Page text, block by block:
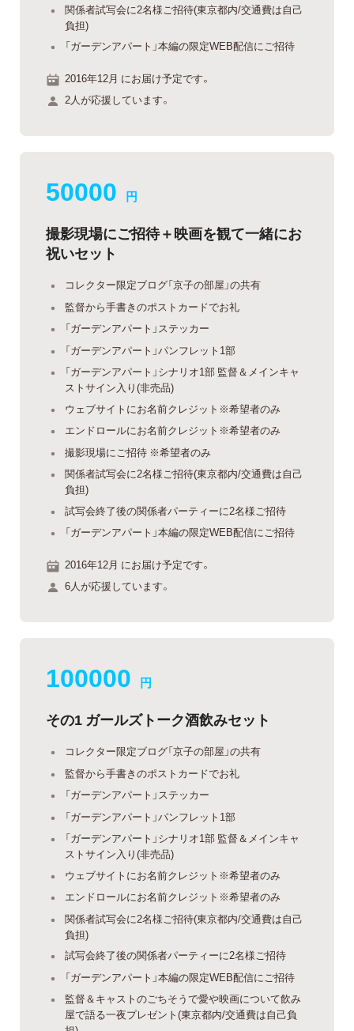
関係者試写会に2名様ご招待(東京都内/交通費は自己
負担)
「ガーデンアパート」本編の限定WEB配信にご招待
2016年12月 にお届け予定です。
2人が応援しています。
50000 円
撮影現場にご招待＋映画を観て一緒にお
祝いセット
コレクター限定ブログ「京子の部屋」の共有
監督から手書きのポストカードでお礼
「ガーデンアパート」ステッカー
「ガーデンアパート」パンフレット1部
「ガーデンアパート」シナリオ1部 監督＆メインキャ
ストサイン入り(非売品)
ウェブサイトにお名前クレジット※希望者のみ
エンドロールにお名前クレジット※希望者のみ
撮影現場にご招待 ※希望者のみ
関係者試写会に2名様ご招待(東京都内/交通費は自己
負担)
試写会終了後の関係者パーティーに2名様ご招待
「ガーデンアパート」本編の限定WEB配信にご招待
2016年12月 にお届け予定です。
6人が応援しています。
100000 円
その1 ガールズトーク酒飲みセット
コレクター限定ブログ「京子の部屋」の共有
監督から手書きのポストカードでお礼
「ガーデンアパート」ステッカー
「ガーデンアパート」パンフレット1部
「ガーデンアパート」シナリオ1部 監督＆メインキャ
ストサイン入り(非売品)
ウェブサイトにお名前クレジット※希望者のみ
エンドロールにお名前クレジット※希望者のみ
関係者試写会に2名様ご招待(東京都内/交通費は自己
負担)
試写会終了後の関係者パーティーに2名様ご招待
「ガーデンアパート」本編の限定WEB配信にご招待
監督＆キャストのごちそうで愛や映画について飲み
屋で語る一夜プレゼント(東京都内/交通費は自己負